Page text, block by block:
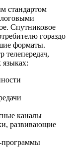
стандартом
Спутниковое
гораздо
форматы.
телепередач,
каналы
развивающие
программы